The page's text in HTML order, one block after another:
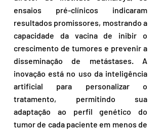
ensaios pré-clínicos indicaram
resultados promissores, mostrando a
capacidade da vacina de inibir o
crescimento de tumores e prevenir a
disseminação de metástases. A
inovação está no uso da inteligência
artificial para personalizar o
tratamento, permitindo sua
adaptação ao perfil genético do
tumor de cada paciente em menos de